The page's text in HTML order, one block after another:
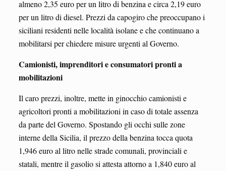
almeno 2,35 euro per un litro di benzina e circa 2,19 euro
per un litro di diesel. Prezzi da capogiro che preoccupano i
siciliani residenti nelle località isolane e che continuano a
mobilitarsi per chiedere misure urgenti al Governo.
Camionisti, imprenditori e consumatori pronti a
mobilitazioni
Il caro prezzi, inoltre, mette in ginocchio camionisti e
agricoltori pronti a mobilitazioni in caso di totale assenza
da parte del Governo. Spostando gli occhi sulle zone
interne della Sicilia, il prezzo della benzina tocca quota
1,946 euro al litro nelle strade comunali, provinciali e
statali, mentre il gasolio si attesta attorno a 1,840 euro al